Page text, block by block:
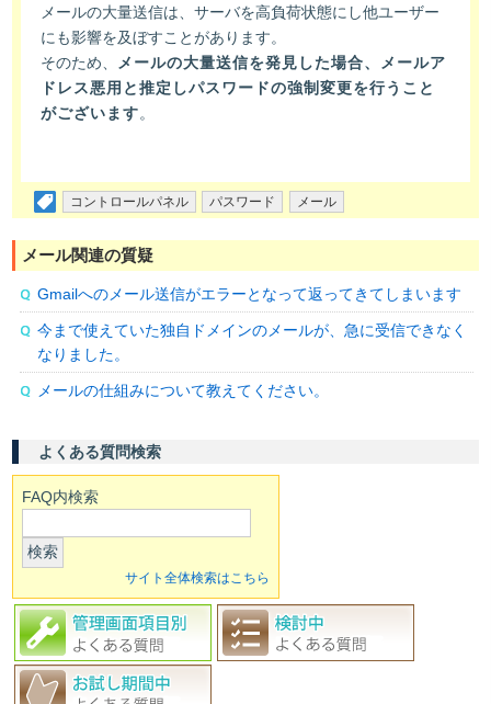
メールの大量送信は、サーバを高負荷状態にし他ユーザー
にも影響を及ぼすことがあります。
そのため、
メールの大量送信を発見した場合、メールア
ドレス悪用と推定しパスワードの強制変更を行うこと
がございます。
コントロールパネル パスワード メール
メール関連の質疑
Gmailへのメール送信がエラーとなって返ってきてしまいます
今まで使えていた独自ドメインのメールが、急に受信できなく
なりました。
メールの仕組みについて教えてください。
よくある質問検索
FAQ内検索
検索
サイト全体検索はこちら